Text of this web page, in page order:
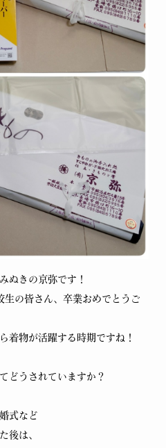
ぬきの京弥です！
の皆さん、卒業おめでとうご
着物が活躍する時期ですね！
どうされていますか？
式など
後は、